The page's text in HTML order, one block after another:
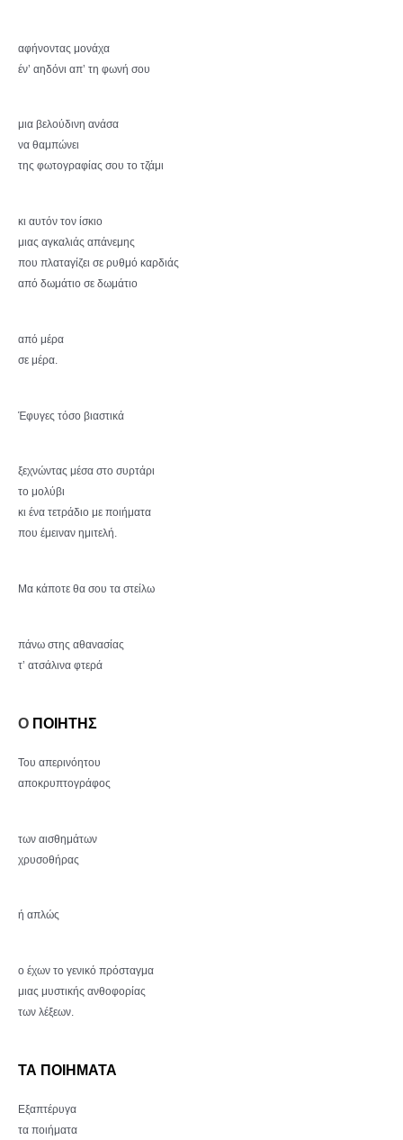
αφήνοντας μονάχα
έν’ αηδόνι απ’ τη φωνή σου
μια βελούδινη ανάσα
να θαμπώνει
της φωτογραφίας σου το τζάμι
κι αυτόν τον ίσκιο
μιας αγκαλιάς απάνεμης
που πλαταγίζει σε ρυθμό καρδιάς
από δωμάτιο σε δωμάτιο
από μέρα
σε μέρα.
Έφυγες τόσο βιαστικά
ξεχνώντας μέσα στο συρτάρι
το μολύβι
κι ένα τετράδιο με ποιήματα
που έμειναν ημιτελή.
Μα κάποτε θα σου τα στείλω
πάνω στης αθανασίας
τ’ ατσάλινα φτερά
Ο ΠΟΙΗΤΗΣ
Του απερινόητου
αποκρυπτογράφος
των αισθημάτων
χρυσοθήρας
ή απλώς
ο έχων το γενικό πρόσταγμα
μιας μυστικής ανθοφορίας
των λέξεων.
ΤΑ ΠΟΙΗΜΑΤΑ
Εξαπτέρυγα
τα ποιήματα